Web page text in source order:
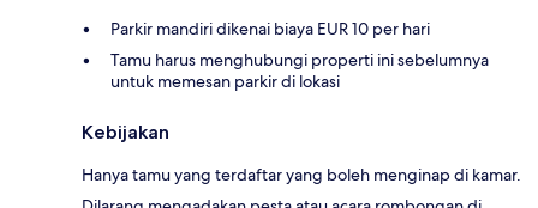
Parkir mandiri dikenai biaya EUR 10 per hari
Tamu harus menghubungi properti ini sebelumnya
untuk memesan parkir di lokasi
Kebijakan
Hanya tamu yang terdaftar yang boleh menginap di kamar.